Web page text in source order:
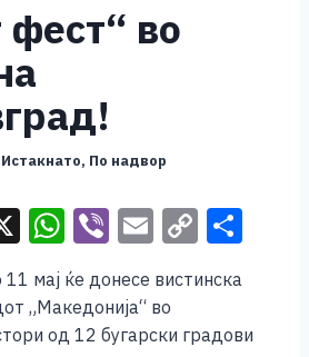
фест“ во
Истакнато, По надвор
wi
X W
h
at
s
Vi
er
E
ai
l
C
p
y e
мај ќе донесе вистинска
„Македонија“ во
од 12 бугарски градови